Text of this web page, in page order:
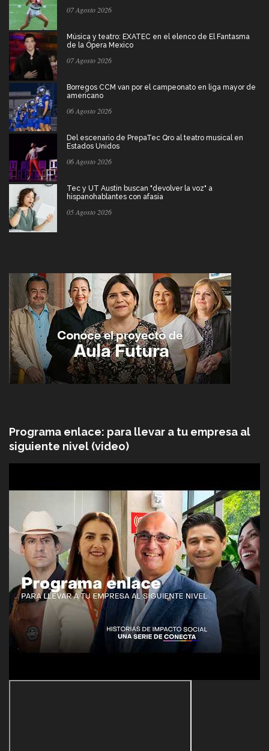
07 Agosto 2026
Música y teatro: EXATEC en el elenco de El Fantasma
de la Ópera Mexico
07 Agosto 2026
Borregos CCM van por el campeonato en liga mayor de
americano
06 Agosto 2026
Del escenario de PrepaTec Qro al teatro musical en
Estados Unidos
06 Agosto 2026
Tec y UT Austin buscan "devolver la voz" a
hispanohablantes con afasia
05 Agosto 2026
Programa enlace: para llevar a tu empresa al
siguiente nivel (video)